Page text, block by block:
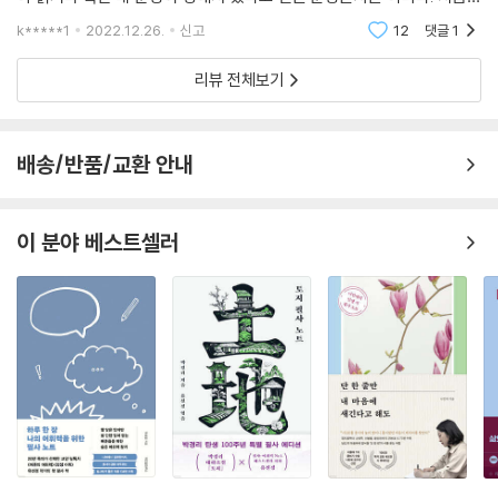
사건만 놓고 보면 전혀 연결고리가 없는 이 별개의 사건들이 명리학적인
시선에서는 하나로 꿰어진다는 점이다. 바로 재성으로 말이다. 재성이 남
자에겐 이성·돈·일·능력에 대한 욕망이자 운동성이라는 것을 상기해 보면,
어장관리 스캔들 이후 성공학으로 도피한 행보는 재성과다로 촉발된 문제
학 로드에 발을 내딛게 된다.
관성이 발달한 사람은 관계 속에서 자기 정체성을 확인한다. 나는 사람들
앞에 나서는 걸 싫어하고 소극적이면서도 언제나 사람들의 시선을 의식했
다. 그렇다고 남들 앞에서 잉꼬부부 연극을 할 생각은 없었지만, 남편은 유
독 나와 둘이 있을 때보다 다른 사람 앞에서 나를 무시했고, 내겐 그게 더
허세의 연극처럼 느껴졌다. 친구나 동네의 선배 엄마들은 남자들은 다 그
렇다면서 잘 받아 주라고 했다. 하지만 나는 그런 말들에 공감이 되긴커녕
화가 났다. 남자들은 그럴 때 보면 어린애 같다는 둥, 큰 아들 하나 더 키운
다고 생각하라는 둥, 그런 말들이 역겹고 징그러웠다. 강한 남자에게 끌려
선택했건만, 어린애나 아들처럼 달래 가며 잘 살아 보라니!! 편관여성에겐
가사로 “난 누군가 또 여긴 어딘가”라는 말을 자주 흥얼거린다. 그런데 “우
울증, 각종 정신질환이 숫제 스펙이 된” 그 언젠가부터 이것은 많은 사람들
에게 꽤 절실한 문제가 되었다. 잃어버린 나를 찾는다며 인도로 떠나 보기
도 하고, 상처받은 기억을 꽁꽁 안고서 매일같이 눈물을 찍어내기도 한다.
차오르는 참혹한 집안경제…… 그 모든 게 소위 트라우마가 되어 자신을 괴
롭힌다. 수년, 혹은 수십 년 전의 상처를 떠올려도 그 시공간의 자장이 그대
락하질 않고, 마음속 깊은 곳에 그대로 담아 두고만 있기에는 살아가기가
너무 힘이 든다.
나의 이야기를 하는 것, 그것은 생채기 가득한 자신의 과거와 거리를 두는
것이다. ‘앎’은 그 거리에서 발생한다. 나를 떠나 나를 보는 것-그럼으로 볼
수 있게 되고, 알 수 있게 되고, 배울 수 있게 된다. 상처를 품고 있지 말고
내놓으라는 것은 “그게 뭐 상처씩이나 되느냐”고, “대수롭지 않게 넘기
라”는 말과는 다르다. 상처에서 배움이 일어나느냐 그렇지 않느냐의 문제
인 것. 그리고 그 배움이 자신의 삶을 행복하게 하는 기술로 이어지느냐 그
렇지 않느냐의 문제인 것이다. 아무려나 우리는 살아 있기 위해서, 그리고
동양철학을 배운다는 마음으로 읽기 시작했지만, 지금은 사주팔자에 나타
k*****1 2022.12.26. 신고 12 댓글1
리뷰 전체보기
배송/반품/교환 안내
이 분야 베스트셀러